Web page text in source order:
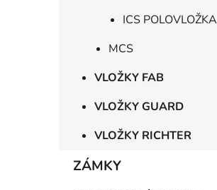
ICS POLOVLOŽKA
MCS
VLOŽKY FAB
VLOŽKY GUARD
VLOŽKY RICHTER
ZÁMKY